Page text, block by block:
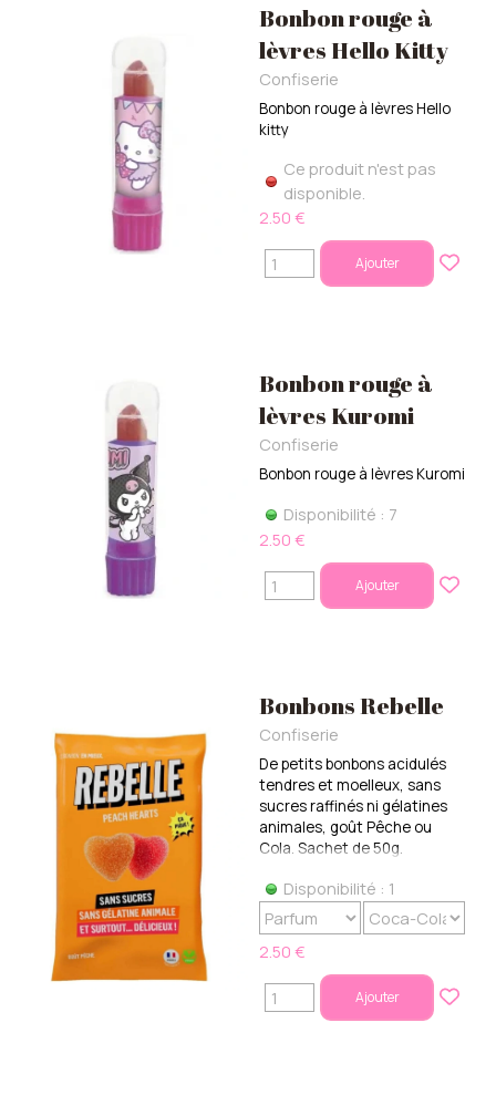
Bonbon rouge à
lèvres Hello Kitty
Confiserie
Bonbon rouge à lèvres Hello
kitty
Ce produit n'est pas
disponible.
2.50 €
Ajouter
Bonbon rouge à
lèvres Kuromi
Confiserie
Bonbon rouge à lèvres Kuromi
Disponibilité : 7
2.50 €
Ajouter
Bonbons Rebelle
Confiserie
De petits bonbons acidulés
tendres et moelleux, sans
sucres raffinés ni gélatines
animales, goût Pêche ou
Cola. Sachet de 50g.
Disponibilité : 1
2.50 €
Ajouter